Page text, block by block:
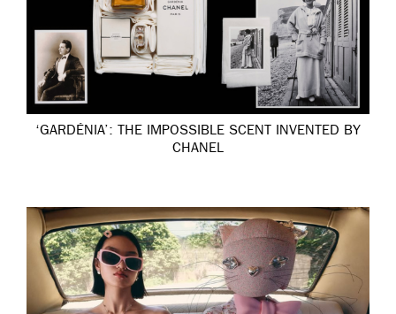
‘GARDÉNIA’: THE IMPOSSIBLE SCENT INVENTED BY
CHANEL